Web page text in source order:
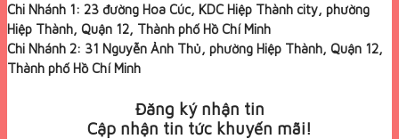
Chi Nhánh 1: 23 đường Hoa Cúc, KDC Hiệp Thành city, phường
Hiệp Thành, Quận 12, Thành phố Hồ Chí Minh
Chi Nhánh 2: 31 Nguyễn Ảnh Thủ, phường Hiệp Thành, Quận 12,
Thành phố Hồ Chí Minh
Đăng ký nhận tin
Cập nhận tin tức khuyến mãi!